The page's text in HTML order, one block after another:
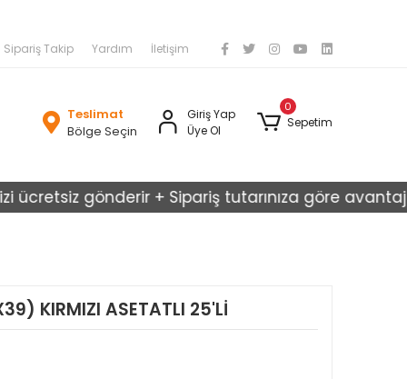
gönderir + Sipariş tutarınıza göre avantajlı
Sipariş Takip Yardım İletişim
Teslimat
Bölge Seçin
Giriş Yap
Üye Ol
0
Sepetim
KIRMIZI ASETATLI 25'Lİ